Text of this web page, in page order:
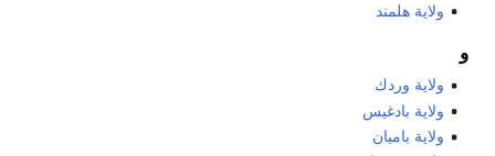
ولاية هلمند
و
ولاية وردك
ولاية بادغيس
ولاية باميان